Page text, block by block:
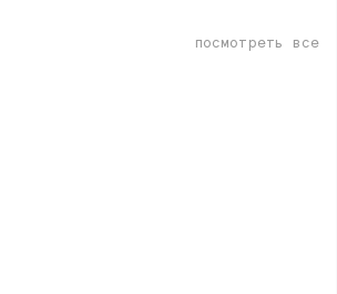
посмотреть все